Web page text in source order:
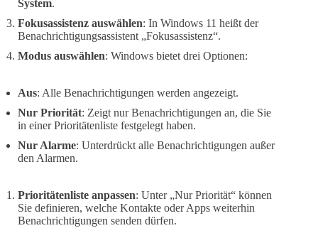
System.
Fokusassistenz auswählen: In Windows 11 heißt der
Benachrichtigungsassistent „Fokusassistenz“.
Modus auswählen: Windows bietet drei Optionen:
Aus: Alle Benachrichtigungen werden angezeigt.
Nur Priorität: Zeigt nur Benachrichtigungen an, die Sie
in einer Prioritätenliste festgelegt haben.
Nur Alarme: Unterdrückt alle Benachrichtigungen außer
den Alarmen.
Prioritätenliste anpassen: Unter „Nur Priorität“ können
Sie definieren, welche Kontakte oder Apps weiterhin
Benachrichtigungen senden dürfen.